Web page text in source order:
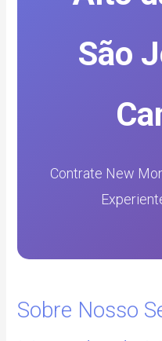
São
Contrate New
Sobre Nosso